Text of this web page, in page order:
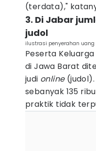
(terdata),"
3. Di Jabar
judol
ilustrasi penyerahan
Peserta
di Jawa Barat
judi online(judol).
sebanyak 135
praktik tidak